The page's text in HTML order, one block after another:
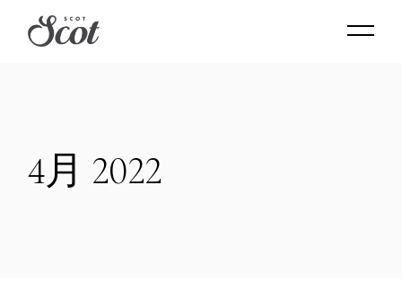
content
4月 2022